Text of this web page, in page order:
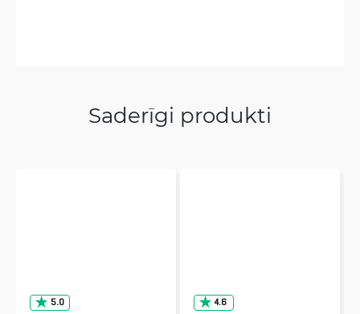
Saderīgi produkti
5.0 4.6